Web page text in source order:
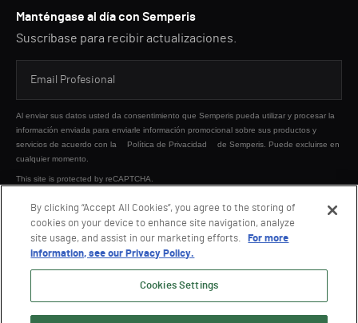
Manténgase al día con Semperis
Suscríbase para recibir actualizaciones.
Al enviar sus datos usted da consentimiento que Semperis pueda utilizar y procesar la
información enviada para enviarle información promocional sobre sus productos y
servicios de acuerdo con la
Política de Privacidad
de Semperis. Puede excluirse en
cualquier momento.
This site is protected by reCAPTCHA.
ENVIAR
By clicking “Accept All Cookies”, you agree to the storing of
cookies on your device to enhance site navigation, analyze
site usage, and assist in our marketing efforts.
For more
information, see our Privacy Policy.
Cookies Settings